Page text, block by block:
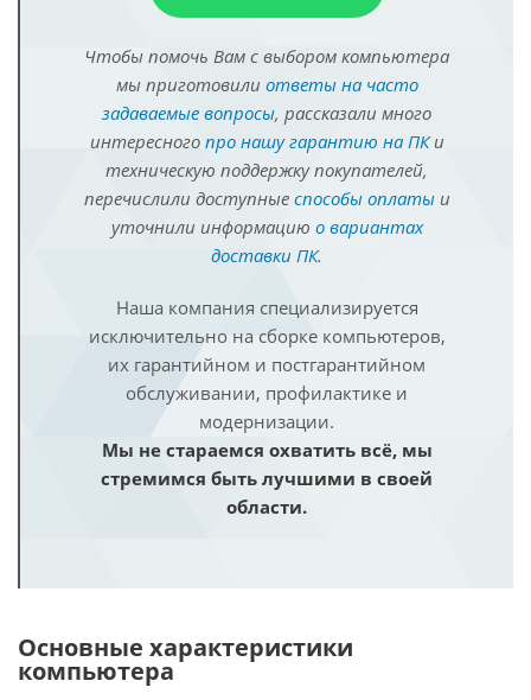
Чтобы помочь Вам с выбором компьютера
мы приготовили ответы на часто
задаваемые вопросы, рассказали много
интересного про нашу гарантию на ПКи
техническую поддержку покупателей,
перечислили доступные способы оплатыи
уточнили информацию о вариантах
доставки ПК.
Наша компания специализируется
исключительно на сборке компьютеров,
их гарантийном и постгарантийном
обслуживании, профилактике и
модернизации.
Мы не стараемся охватить всё, мы
стремимся быть лучшими в своей
области.
Основные характеристики
компьютера